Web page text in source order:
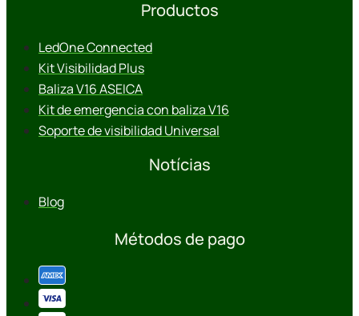
Productos
LedOne Connected
Kit Visibilidad Plus
Baliza V16 ASEICA
Kit de emergencia con baliza V16
Soporte de visibilidad Universal
Notícias
Blog
Métodos de pago